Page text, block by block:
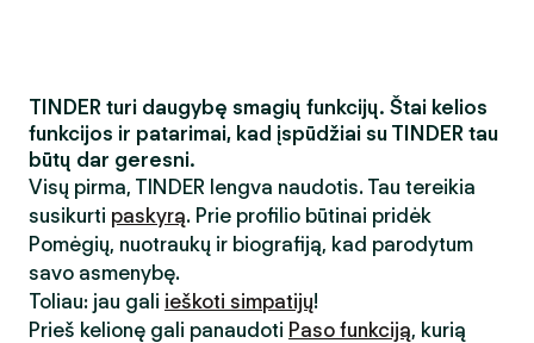
TINDER turi daugybę smagių funkcijų. Štai kelios
funkcijos ir patarimai, kad įspūdžiai su TINDER tau
būtų dar geresni.
Visų pirma, TINDER lengva naudotis. Tau tereikia
susikurti paskyrą. Prie profilio būtinai pridėk
Pomėgių, nuotraukų ir biografiją, kad parodytum
savo asmenybę.
Toliau: jau gali ieškoti simpatijų!
Prieš kelionę gali panaudoti Paso funkciją, kurią